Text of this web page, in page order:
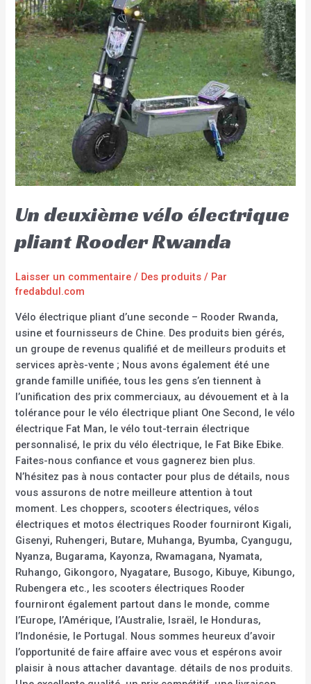
Un deuxième vélo électrique
pliant Rooder Rwanda
Laisser un commentaire / Des produits / Par
fredabdul.com
Vélo électrique pliant d’une seconde – Rooder Rwanda,
usine et fournisseurs de Chine. Des produits bien gérés,
un groupe de revenus qualifié et de meilleurs produits et
services après-vente ; Nous avons également été une
grande famille unifiée, tous les gens s’en tiennent à
l’unification des prix commerciaux, au dévouement et à la
tolérance pour le vélo électrique pliant One Second, le vélo
électrique Fat Man, le vélo tout-terrain électrique
personnalisé, le prix du vélo électrique, le Fat Bike Ebike.
Faites-nous confiance et vous gagnerez bien plus.
N’hésitez pas à nous contacter pour plus de détails, nous
vous assurons de notre meilleure attention à tout
moment. Les choppers, scooters électriques, vélos
électriques et motos électriques Rooder fourniront Kigali,
Gisenyi, Ruhengeri, Butare, Muhanga, Byumba, Cyangugu,
Nyanza, Bugarama, Kayonza, Rwamagana, Nyamata,
Ruhango, Gikongoro, Nyagatare, Busogo, Kibuye, Kibungo,
Rubengera etc., les scooters électriques Rooder
fourniront également partout dans le monde, comme
l’Europe, l’Amérique, l’Australie, Israël, le Honduras,
l’Indonésie, le Portugal. Nous sommes heureux d’avoir
l’opportunité de faire affaire avec vous et espérons avoir
plaisir à nous attacher davantage. détails de nos produits.